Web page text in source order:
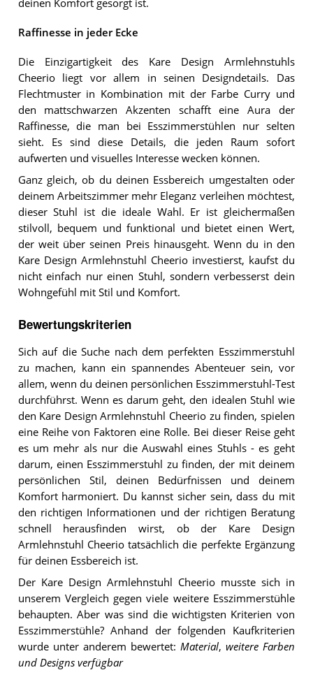
deinen Komfort gesorgt ist.
Raffinesse in jeder Ecke
Die Einzigartigkeit des Kare Design Armlehnstuhls
Cheerio liegt vor allem in seinen Designdetails. Das
Flechtmuster in Kombination mit der Farbe Curry und
den mattschwarzen Akzenten schafft eine Aura der
Raffinesse, die man bei Esszimmerstühlen nur selten
sieht. Es sind diese Details, die jeden Raum sofort
aufwerten und visuelles Interesse wecken können.
Ganz gleich, ob du deinen Essbereich umgestalten oder
deinem Arbeitszimmer mehr Eleganz verleihen möchtest,
dieser Stuhl ist die ideale Wahl. Er ist gleichermaßen
stilvoll, bequem und funktional und bietet einen Wert,
der weit über seinen Preis hinausgeht. Wenn du in den
Kare Design Armlehnstuhl Cheerio investierst, kaufst du
nicht einfach nur einen Stuhl, sondern verbesserst dein
Wohngefühl mit Stil und Komfort.
Bewertungskriterien
Sich auf die Suche nach dem perfekten Esszimmerstuhl
zu machen, kann ein spannendes Abenteuer sein, vor
allem, wenn du deinen persönlichen Esszimmerstuhl-Test
durchführst. Wenn es darum geht, den idealen Stuhl wie
den Kare Design Armlehnstuhl Cheerio zu finden, spielen
eine Reihe von Faktoren eine Rolle. Bei dieser Reise geht
es um mehr als nur die Auswahl eines Stuhls - es geht
darum, einen Esszimmerstuhl zu finden, der mit deinem
persönlichen Stil, deinen Bedürfnissen und deinem
Komfort harmoniert. Du kannst sicher sein, dass du mit
den richtigen Informationen und der richtigen Beratung
schnell herausfinden wirst, ob der Kare Design
Armlehnstuhl Cheerio tatsächlich die perfekte Ergänzung
für deinen Essbereich ist.
Der Kare Design Armlehnstuhl Cheerio musste sich in
unserem Vergleich gegen viele weitere Esszimmerstühle
behaupten. Aber was sind die wichtigsten Kriterien von
Esszimmerstühle? Anhand der folgenden Kaufkriterien
wurde unter anderem bewertet: Material, weitere Farben
und Designs verfügbar